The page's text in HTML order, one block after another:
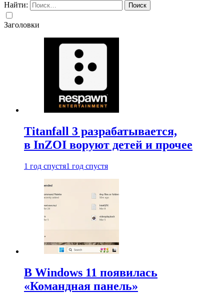
Найти:
Заголовки
Titanfall 3 разрабатывается,
в InZOI воруют детей и прочее
1 год спустя1 год спустя
В Windows 11 появилась
«Командная панель»